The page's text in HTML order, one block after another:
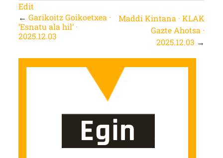
Edit
← Garikoitz Goikoetxea ·
‘Esnatu ala hil’ ·
2025.12.03
Maddi Kintana · KLAK
Gazte Ahotsa ·
2025.12.03 →